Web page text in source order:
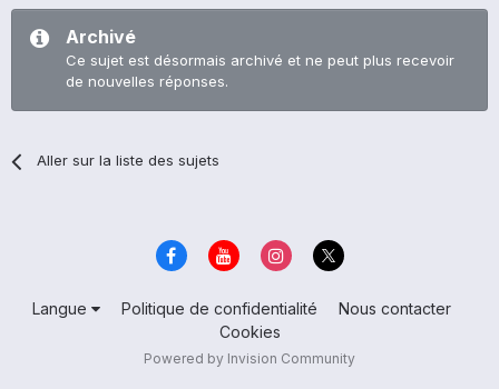
Archivé
Ce sujet est désormais archivé et ne peut plus recevoir
de nouvelles réponses.
Aller sur la liste des sujets
Langue Politique de confidentialité
Nous contacter
Cookies
Powered by Invision Community